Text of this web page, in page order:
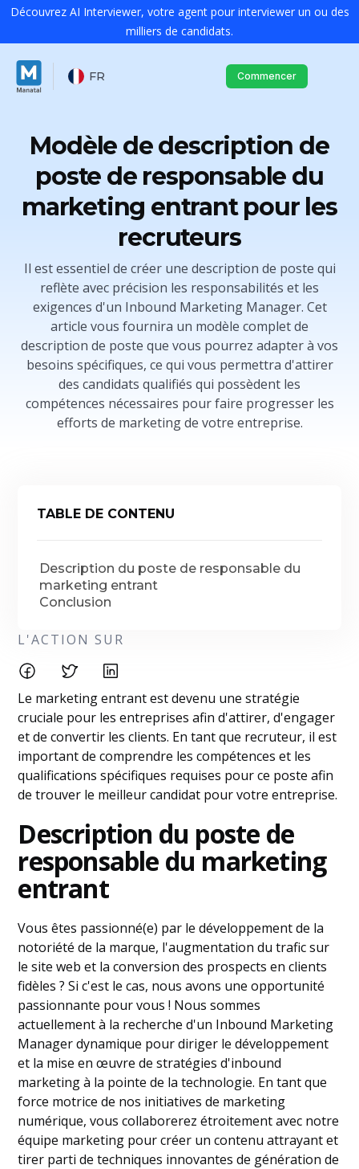
Découvrez AI Interviewer, votre agent pour interviewer un ou des
milliers de candidats.
FR Commencer
Modèle de description de
poste de responsable du
marketing entrant pour les
recruteurs
Il est essentiel de créer une description de poste qui
reflète avec précision les responsabilités et les
exigences d'un Inbound Marketing Manager. Cet
article vous fournira un modèle complet de
description de poste que vous pourrez adapter à vos
besoins spécifiques, ce qui vous permettra d'attirer
des candidats qualifiés qui possèdent les
compétences nécessaires pour faire progresser les
efforts de marketing de votre entreprise.
TABLE DE CONTENU
Description du poste de responsable du
marketing entrant
Conclusion
L'ACTION SUR
Le marketing entrant est devenu une stratégie
cruciale pour les entreprises afin d'attirer, d'engager
et de convertir les clients. En tant que recruteur, il est
important de comprendre les compétences et les
qualifications spécifiques requises pour ce poste afin
de trouver le meilleur candidat pour votre entreprise.
Description du poste de
responsable du marketing
entrant
Vous êtes passionné(e) par le développement de la
notoriété de la marque, l'augmentation du trafic sur
le site web et la conversion des prospects en clients
fidèles ? Si c'est le cas, nous avons une opportunité
passionnante pour vous ! Nous sommes
actuellement à la recherche d'un Inbound Marketing
Manager dynamique pour diriger le développement
et la mise en œuvre de stratégies d'inbound
marketing à la pointe de la technologie. En tant que
force motrice de nos initiatives de marketing
numérique, vous collaborerez étroitement avec notre
équipe marketing pour créer un contenu attrayant et
tirer parti de techniques innovantes de génération de